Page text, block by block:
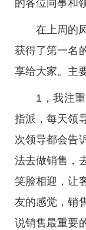
的各位同事和
在上周的
获得了第一名
享给大家。主
1，我注
指派，每天领
次领导都会告
法去做销售，
笑脸相迎，让
友的感觉，销
说销售最重要